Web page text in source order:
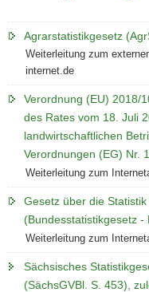
Agrarstatistikgesetz
Weiterleitung zum
internet.de
Verordnung (EU) 2018/
des Rates vom 18. Juli
landwirtschaftlichen
Verordnungen (EG) Nr.
Weiterleitung zum
Gesetz über die
(Bundesstatistikgesetz -
Weiterleitung zum
Sächsisches
(SächsGVBl. S. 453),